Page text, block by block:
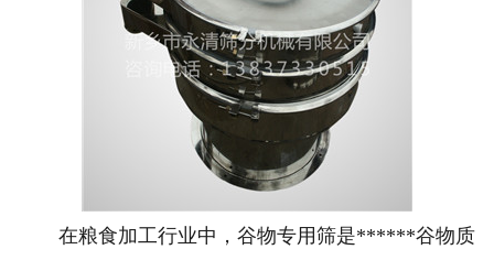
服务准则
视频中心
联系我们
在粮食加工行业中，谷物专用筛是******谷物质